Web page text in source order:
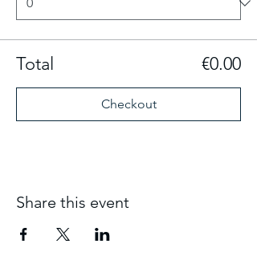
Total €0.00
Checkout
Share this event